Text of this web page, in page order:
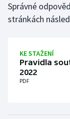
Judo
Lezení
Lyže a
Správné
stránkách
KE STAŽENÍ
Pravidla
2022
PDF